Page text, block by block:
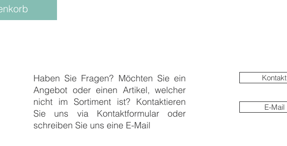
Haben Sie Fragen? Möchten Sie ein
Angebot oder einen Artikel, welcher
nicht im Sortiment ist? Kontaktieren
Sie uns via Kontaktformular oder
schreiben Sie uns eine E-Mail
Kontakt
E-Mail